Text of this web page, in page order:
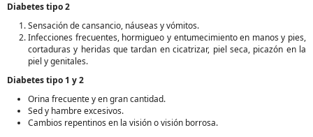
Diabetes tipo 2
Sensación de cansancio, náuseas y vómitos.
Infecciones frecuentes, hormigueo y entumecimiento en manos y pies,
cortaduras y heridas que tardan en cicatrizar, piel seca, picazón en la
piel y genitales.
Diabetes tipo 1 y 2
Orina frecuente y en gran cantidad.
Sed y hambre excesivos.
Cambios repentinos en la visión o visión borrosa.